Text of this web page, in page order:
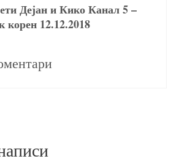
Дејан и Кико Канал 5 –
12.12.2018